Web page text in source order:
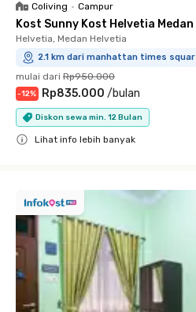
Coliving • Campur
Kost Sunny Kost Helvetia Medan
Helvetia, Medan Helvetia
2.1 km dari manhattan times
mulai dari Rp950.000
-12% Rp835.000 /bulan
Diskon sewa min. 12 Bulan
Lihat info lebih banyak